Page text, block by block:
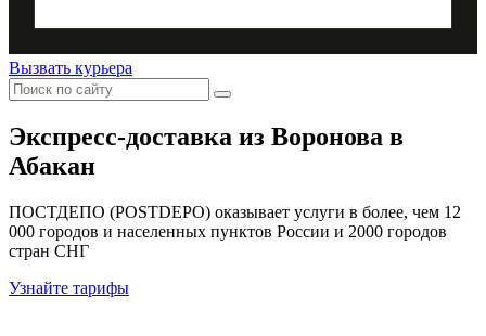
Вызвать курьера
Экспресс-доставка из Воронова в
Абакан
ПОСТДЕПО (POSTDEPO) оказывает услуги в более, чем 12
000 городов и населенных пунктов России и 2000 городов
стран СНГ
Узнайте тарифы